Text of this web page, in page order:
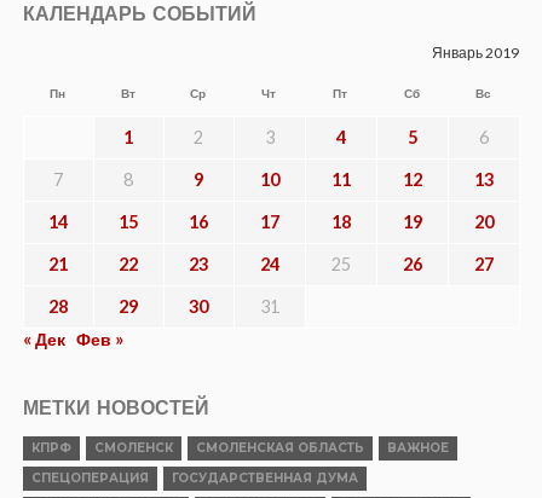
КАЛЕНДАРЬ СОБЫТИЙ
Январь 2019
Пн Вт Ср Чт Пт Сб Вс
1 2 3 4 5 6
7 8 9 10 11 12 13
14 15 16 17 18 19 20
21 22 23 24 25 26 27
28 29 30
31
« Дек Фев »
МЕТКИ НОВОСТЕЙ
КПРФ СМОЛЕНСК СМОЛЕНСКАЯ ОБЛАСТЬ
ВАЖНОЕ
СПЕЦОПЕРАЦИЯ
ГОСУДАРСТВЕННАЯ ДУМА